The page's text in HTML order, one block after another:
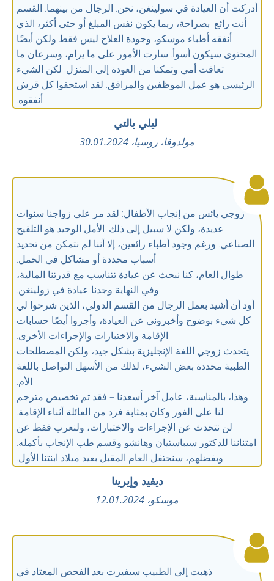
أدركت أن العيادة في سولينغن، نحن. الرجال من بينهما. القسم
- أنت رائع. بصراحة، ربما يكون نفس المبلغ أو حتى أكثر، الذي
أنفقه أطباء موسكو، وجودة العلاج ليس فقط ولكن أيضًا
المحتوى سيكون أسوأ. سارت الأمور على ما يرام، وسرعان ما
تعافت أمي وتمكنا من العودة إلى المنزل. لكن الشيء
الرئيسي هو عمل الموظفين والمرافق. لقد استحقوا كل قرش
أنفقوه.
ليلي بالتي
مولدوفا، روسيا، 30.01.2024
زوجي يائس من إنجاب الأطفال: لقد مر على زواجنا سنوات
عديدة، ولكن لا سبيل إلى ذلك. الأمل الوحيد هو التلقيح
الصناعي. ورغم وجود أطباء رائعين، إلا أننا لم نتمكن من تحديد
أسباب محددة أو مشاكل في الحمل.
طوال العام، كنا نبحث عن عيادة تتناسب مع قدرتنا المالية،
وفي النهاية وجدنا عيادة في زولينغن.
أود أن أشيد بعمل الرجال من القسم الدولي، الذين شرحوا لي
كل شيء بوضوح وأخبروني عن العيادة، وأجروا أيضًا حسابات
الإقامة والاختبارات والإجراءات الأخرى.
يتحدث زوجي اللغة الإنجليزية بشكل جيد، ولكن المصطلحات
الطبية محددة بعض الشيء، لذلك من الأسهل التواصل باللغة
الأم.
وهذا، بالمناسبة، عامل آخر أسعدنا – فقد تم تخصيص مترجم
لنا على الفور وكان بمثابة فرد من العائلة أثناء الإقامة.
لن نتحدث عن الإجراءات والاختبارات، ولنعرب فقط عن
امتناننا للدكتور سيباستيان وهانشو وقسم طب الإنجاب بأكمله.
وبفضلهم، سنحتفل العام المقبل بعيد ميلاد ابنتنا الأول.
ديفيد وإيرينا
موسكو، 12.01.2024
ذهبت إلى الطبيب سيفيرت بعد الفحص المعتاد في